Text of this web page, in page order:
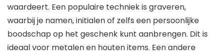
waardeert. Een populaire techniek is graveren,
waarbij je namen, initialen of zelfs een persoonlijke
boodschap op het geschenk kunt aanbrengen. Dit is
ideaal voor metalen en houten items. Een andere